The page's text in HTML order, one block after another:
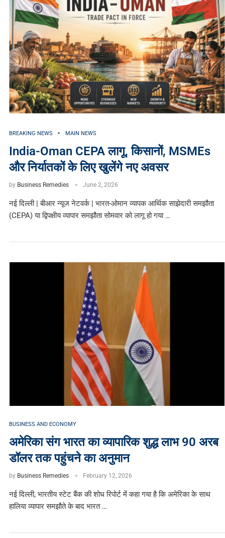
BREAKING NEWS MAIN NEWS
India-Oman CEPA लागू, किसानों, MSMEs
और निर्यातकों के लिए खुलेंगे नए अवसर
by Business Remedies June 2, 2026
नई दिल्ली | बीआर न्यूज नेटवर्क | भारत-ओमान व्यापक आर्थिक साझेदारी समझौता
(CEPA) या द्विपक्षीय व्यापार समझौता सोमवार को लागू हो गया …
BUSINESS AND ECONOMY
अमेरिका संग भारत का व्यापारिक शुद्ध लाभ 90 अरब
डॉलर तक पहुंचने का अनुमान
by Business Remedies February 12, 2026
नई दिल्ली, भारतीय स्टेट बैंक की शोध रिपोर्ट में कहा गया है कि अमेरिका के साथ
हालिया व्यापार समझौते के बाद भारत …